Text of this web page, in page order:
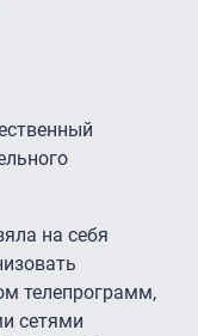
на себя
телепрограмм,
сетями